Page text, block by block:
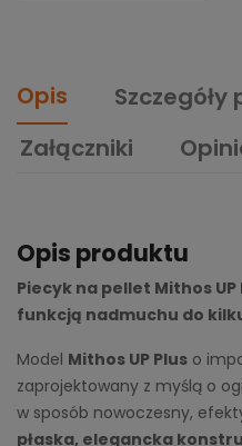
Opis
Załączniki
Opis produktu
Piecyk na pellet Mithos UP
funkcją nadmuchu do
Model Mithos UP Plus o
zaprojektowany z myślą o
w sposób nowoczesny,
płaska, elegancka